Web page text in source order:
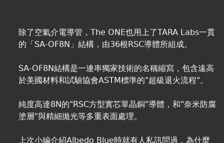
除了空氣介電導管，The ONE也用上了TARA Labs一貫
的「SA-OF8N」結構，由36根RSC導體所組成。
SA-OF8N結構是一連串獨家技術的名稱縮寫，包含遠高
於美國材料和試驗協會ASTM標準的"超級退火流程"。
純度高達8N的"RSC方型實芯單晶銅"導體，和"奈米防腐
塗層"與精細拋光等多重表面處理。
上次小編介紹Albedo Blue時就有人私訊問過，為什麼